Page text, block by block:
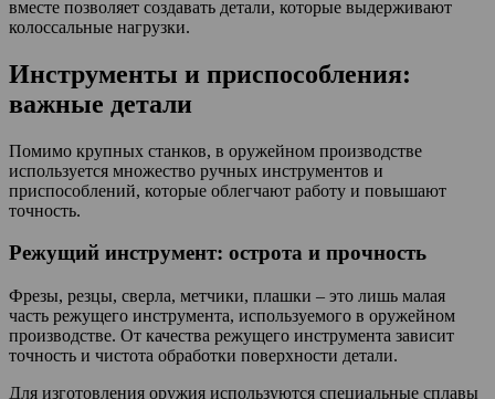
вместе позволяет создавать детали, которые выдерживают
колоссальные нагрузки.
Инструменты и приспособления:
важные детали
Помимо крупных станков, в оружейном производстве
используется множество ручных инструментов и
приспособлений, которые облегчают работу и повышают
точность.
Режущий инструмент: острота и прочность
Фрезы, резцы, сверла, метчики, плашки – это лишь малая
часть режущего инструмента, используемого в оружейном
производстве. От качества режущего инструмента зависит
точность и чистота обработки поверхности детали.
Для изготовления оружия используются специальные сплавы